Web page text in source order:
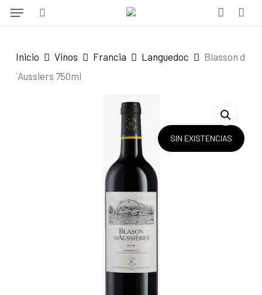
Skip
content
Menu
Inicio Vinos Francia Languedoc
Blasson d
´Aussiers 750ml
SIN EXISTENCIAS